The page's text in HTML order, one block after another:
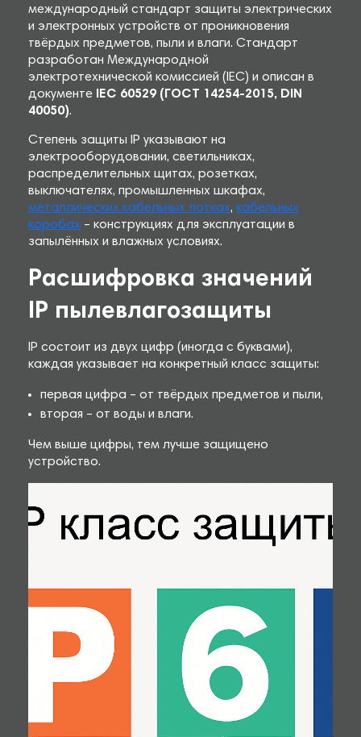
международный стандарт защиты электрических
и электронных устройств от проникновения
твёрдых предметов, пыли и влаги. Стандарт
разработан Международной
электротехнической комиссией (IEC) и описан в
документе
IEC 60529 (ГОСТ 14254-2015, DIN
40050).
Степень защиты IP указывают на
электрооборудовании, светильниках,
распределительных щитах, розетках,
выключателях, промышленных шкафах,
металлических кабельных лотках, кабельных
коробах – конструкциях для эксплуатации в
запылённых и влажных условиях.
Расшифровка значений
IP пылевлагозащиты
IP состоит из двух цифр (иногда с буквами),
каждая указывает на конкретный класс защиты:
первая цифра – от твёрдых предметов и пыли,
вторая – от воды и влаги.
Чем выше цифры, тем лучше защищено
устройство.